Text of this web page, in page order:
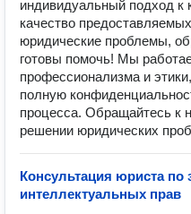
индивидуальный подход к
качество
юридические проблемы,
готовы помочь! Мы
профессионализма и
полную
процесса. Обращайтесь к
решении юридических
Консультация юриста по
интеллектуальных прав